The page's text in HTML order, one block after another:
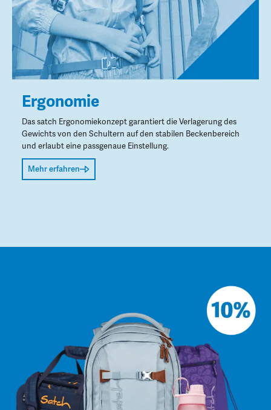
Ergonomie
Das satch Ergonomiekonzept garantiert die Verlagerung des
Gewichts von den Schultern auf den stabilen Beckenbereich
und erlaubt eine passgenaue Einstellung.
Mehr erfahren